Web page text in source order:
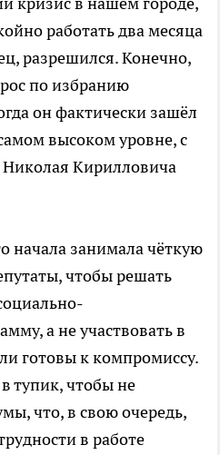
работать два месяца
разрешился. Конечно,
по избранию
он фактически зашёл
высоком уровне, с
Николая Кирилловича
начала занимала чёткую
чтобы решать
а не участвовать в
готовы к компромиссу.
тупик, чтобы не
что, в свою очередь,
в работе